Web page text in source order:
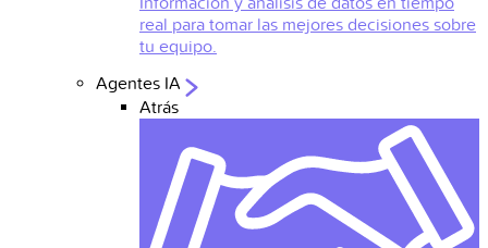
real para tomar las mejores decisiones sobre
tu equipo.
Agentes IA
Atrás